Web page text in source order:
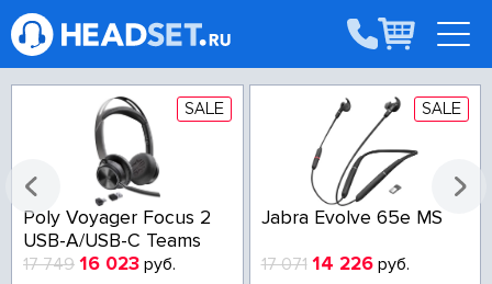
SALE
Poly Voyager Focus 2
USB-A/USB-C Teams
17 749 16 023 руб.
SALE
Jabra Evolve 65e MS
17 071 14 226руб.